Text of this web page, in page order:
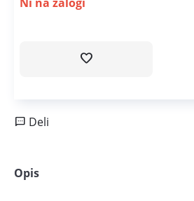
Deli
Opis